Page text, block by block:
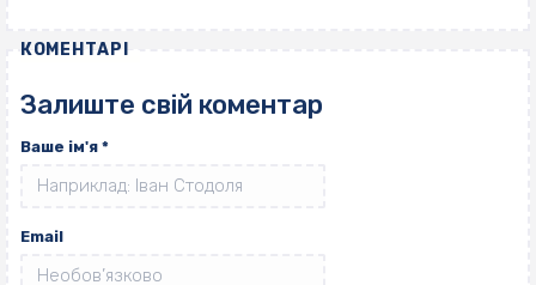
КОМЕНТАРІ
Залиште свій коментар
Ваше ім'я *
Email